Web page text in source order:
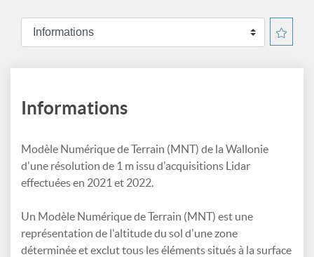
Informations
Modèle Numérique de Terrain (MNT) de la Wallonie
d'une résolution de 1 m issu d'acquisitions Lidar
effectuées en 2021 et 2022.
Un Modèle Numérique de Terrain (MNT) est une
représentation de l'altitude du sol d'une zone
déterminée et exclut tous les éléments situés à la surface